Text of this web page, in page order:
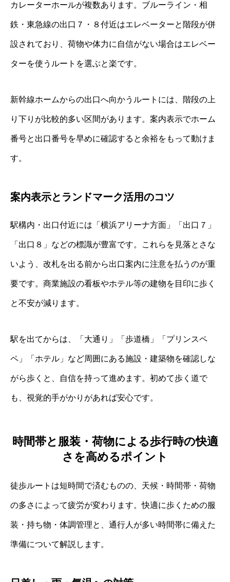
カレーターホールが複数あります。ブルーライン・相
鉄・東急線の出口７・８付近はエレベーターと階段が併
設されており、荷物や体力に自信がない場合はエレベー
ターを使うルートを選ぶと楽です。
新幹線ホームからの出口へ向かうルートには、階段の上
り下りが比較的多い区間があります。案内表示でホーム
番号と出口番号を早めに確認すると余裕をもって動けま
す。
案内表示とランドマーク活用のコツ
駅構内・出口付近には「横浜アリーナ方面」「出口７」
「出口８」などの標識が豊富です。これらを見落とさな
いよう、改札を出る前から出口案内に注意を払うのが重
要です。商業施設の看板やホテル等の建物を目印に歩く
と不安が減ります。
駅を出てからは、「大通り」「歩道橋」「プリンスペ
ペ」「ホテル」など周囲にある施設・建築物を確認しな
がら歩くと、自信を持って進めます。初めて歩く道で
も、視覚的手がかりがあれば安心です。
時間帯と服装・荷物による歩行時の快適
さを高めるポイント
徒歩ルートは短時間で済むものの、天候・時間帯・荷物
の多さによって疲労が変わります。快適に歩くための服
装・持ち物・体調管理と、通行人が多い時間帯に備えた
準備について解説します。